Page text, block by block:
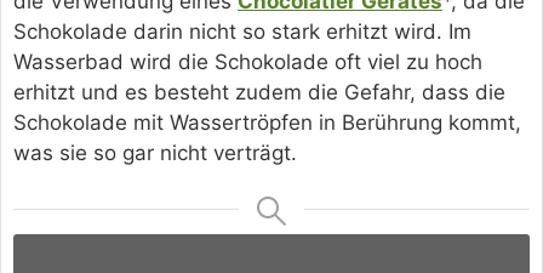
Schokolade darin nicht so stark erhitzt wird. Im
Wasserbad wird die Schokolade oft viel zu hoch
erhitzt und es besteht zudem die Gefahr, dass die
Schokolade mit Wassertröpfen in Berührung kommt,
was sie so gar nicht verträgt.